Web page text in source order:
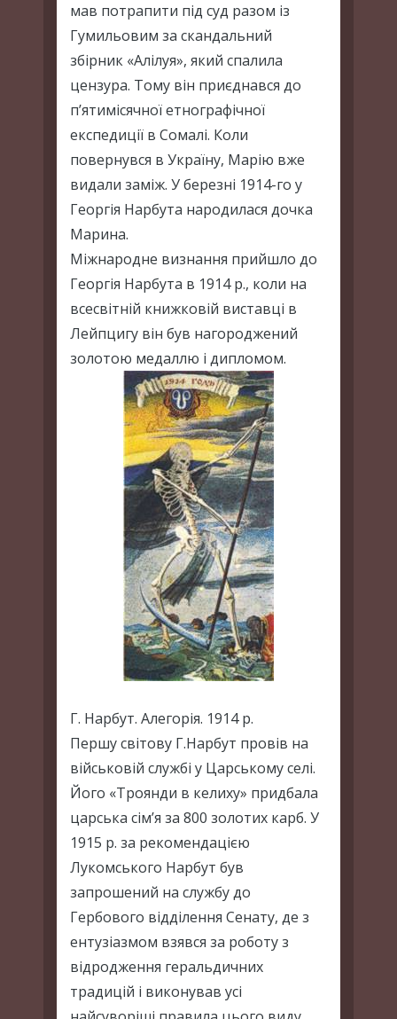
мав потрапити під суд разом із
Гумильовим за скандальний
збірник «Алілуя», який спалила
цензура. Тому він приєднався до
п’ятимісячної етнографічної
експедиції в Сомалі. Коли
повернувся в Україну, Марію вже
видали заміж. У березні 1914-го у
Георгія Нарбута народилася дочка
Марина.
Міжнародне визнання прийшло до
Георгія Нарбута в 1914 р., коли на
всесвітній книжковій виставці в
Лейпцигу він був нагороджений
золотою медаллю і дипломом.
Г. Нарбут. Алегорія. 1914 р.
Першу світову Г.Нарбут провів на
військовій службі у Царському селі.
Його «Троянди в келиху» придбала
царська сім’я за 800 золотих карб. У
1915 р. за рекомендацією
Лукомського Нарбут був
запрошений на службу до
Гербового відділення Сенату, де з
ентузіазмом взявся за роботу з
відродження геральдичних
традицій і виконував усі